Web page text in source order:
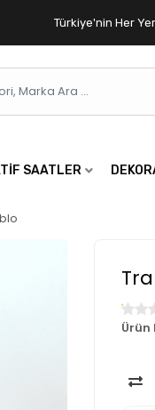
Türkiye'nin Her
SAATLER
Ürün